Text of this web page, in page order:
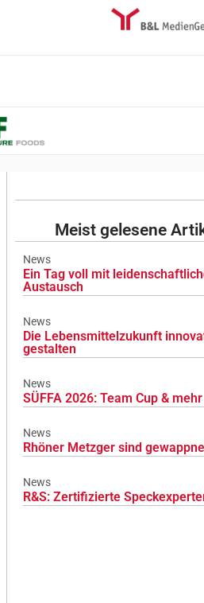
Meist gelesene
News
Ein Tag voll mit
Austausch
News
Die Lebensmittelzukunft
gestalten
News
SÜFFA 2026: Team Cup & mehr
News
Rhöner Metzger sind
News
R&S: Zertifizierte